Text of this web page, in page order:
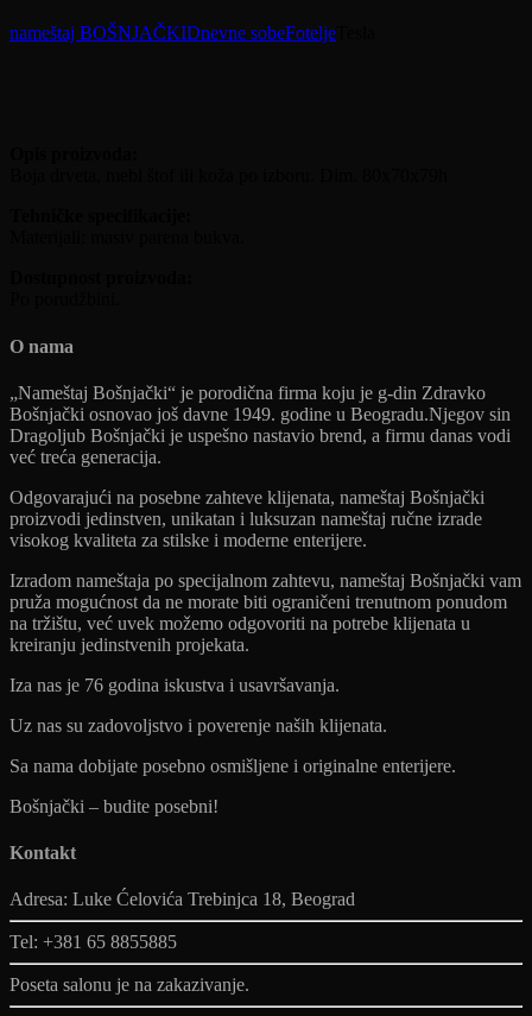
nameštaj BOŠNJAČKIDnevne sobeFotelje
O nama
„Nameštaj Bošnjački“ je porodična firma koju je g-din Zdravko
Bošnjački osnovao još davne 1949. godine u Beogradu.Njegov sin
Dragoljub Bošnjački je uspešno nastavio brend, a firmu danas vodi
već treća generacija.
Odgovarajući na posebne zahteve klijenata, nameštaj Bošnjački
proizvodi jedinstven, unikatan i luksuzan nameštaj ručne izrade
visokog kvaliteta za stilske i moderne enterijere.
Izradom nameštaja po specijalnom zahtevu, nameštaj Bošnjački vam
pruža mogućnost da ne morate biti ograničeni trenutnom ponudom
na tržištu, već uvek možemo odgovoriti na potrebe klijenata u
kreiranju jedinstvenih projekata.
Iza nas je 76 godina iskustva i usavršavanja.
Uz nas su zadovoljstvo i poverenje naših klijenata.
Sa nama dobijate posebno osmišljene i originalne enterijere.
Bošnjački – budite posebni!
Kontakt
Adresa: Luke Ćelovića Trebinjca 18, Beograd
Tel: +381 65 8855885
Poseta salonu je na zakazivanje.